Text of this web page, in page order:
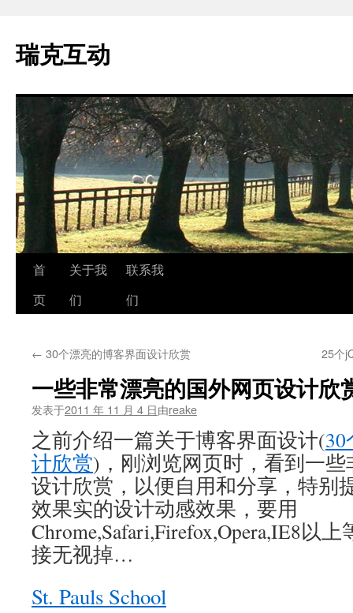
瑞克互动
跳
至
文
首
页
关于我
们
联系我
们
← 30个漂亮的博客界面设计欣赏 25个
一些非常漂亮的国外网页设计欣
发表于2011 年 11 月 4 日由reake
之前介绍一篇关于博客界面设计(
计欣赏)，刚浏览网页时，看到一
设计欣赏，以便自用和分享，特别
效果实的设计动感效果，要用
Chrome,Safari,Firefox,Opera,IE8以
接无视掉…
St. Pauls School